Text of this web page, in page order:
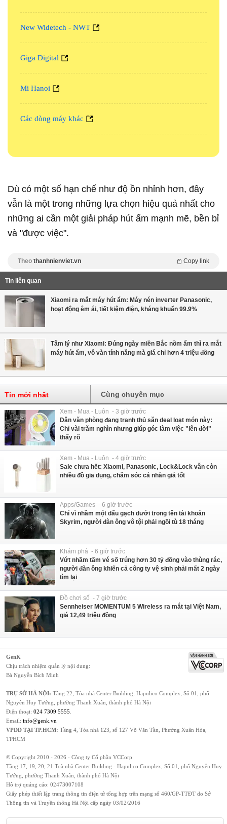
New Widetech - NWT
Giga Digital
Mi Hanoi
Các dòng máy khác
Dù có một số hạn chế như độ ồn nhỉnh hơn, đây
vẫn là một trong những lựa chọn hiệu quả nhất cho
những ai cần một giải pháp hút ẩm mạnh mẽ, bền bỉ
và "được việc".
Theo thanhnienviet.vn Copy link
Tin liên quan
Xiaomi ra mắt máy hút ẩm: Máy nén inverter Panasonic,
hoạt động êm ái, tiết kiệm điện, kháng khuẩn 99.9%
Tâm lý như Xiaomi: Đúng ngày miền Bắc nồm ẩm thì ra mắt
máy hút ẩm, vô vàn tính năng mà giá chỉ hơn 4 triệu đồng
Tin mới nhất Cùng chuyên mục
Xem - Mua - Luôn - 3 giờ trước
Dân văn phòng đang tranh thủ săn deal loạt món này:
Chỉ vài trăm nghìn nhưng giúp góc làm việc "lên đời"
thấy rõ
Xem - Mua - Luôn - 4 giờ trước
Sale chưa hết: Xiaomi, Panasonic, Lock&Lock vẫn còn
nhiều đồ gia dụng, chăm sóc cá nhân giá tốt
Apps/Games - 6 giờ trước
Chỉ vì nhầm một dấu gạch dưới trong tên tài khoản
Skyrim, người đàn ông vô tội phải ngồi tù 18 tháng
Khám phá - 6 giờ trước
Vứt nhầm tấm vé số trúng hơn 30 tỷ đồng vào thùng rác,
người đàn ông khiến cả công ty vệ sinh phải mất 2 ngày
tìm lại
Đồ chơi số - 7 giờ trước
Sennheiser MOMENTUM 5 Wireless ra mắt tại Việt Nam,
giá 12,49 triệu đồng
GenK
Chịu trách nhiệm quản lý nội dung:
Bà Nguyễn Bích Minh
TRỤ SỞ HÀ NỘI: Tầng 22, Tòa nhà Center Building, Hapulico Complex, Số 01, phố
Nguyễn Huy Tưởng, phường Thanh Xuân, thành phố Hà Nội
Điện thoại: 024 7309 5555
Email: info@genk.vn
VPĐD TẠI TP.HCM: Tầng 4, Tòa nhà 123, số 127 Võ Văn Tần, Phường Xuân Hòa,
TPHCM
© Copyright 2010 - 2026 - Công ty Cổ phần VCCorp
Tầng 17, 19, 20, 21 Toà nhà Center Building - Hapulico Complex, Số 01, phố Nguyễn Huy
Tưởng, phường Thanh Xuân, thành phố Hà Nội
Hỗ trợ quảng cáo: 02473007108
Giấy phép thiết lập trang thông tin điện tử tổng hợp trên mạng số 460/GP-TTĐT do Sở
Thông tin và Truyền thông Hà Nội cấp ngày 03/02/2016